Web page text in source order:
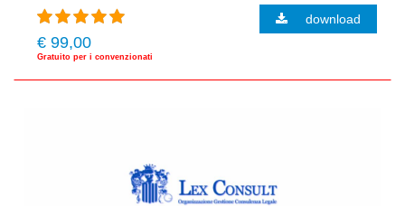
€ 99,00
Gratuito per i convenzionati
download